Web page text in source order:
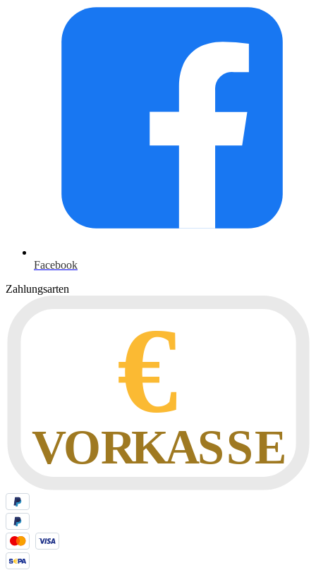
Facebook
Zahlungsarten